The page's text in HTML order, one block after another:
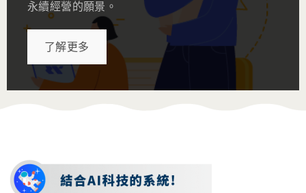
永續經營的願景。
了解更多